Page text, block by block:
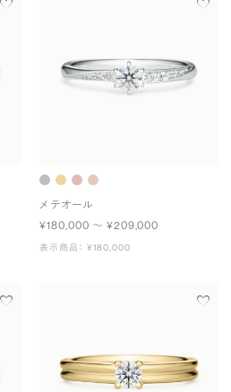
メテオール
¥180,000 〜 ¥209,000
表示商品： ¥180,000